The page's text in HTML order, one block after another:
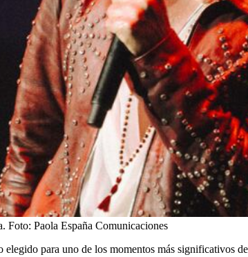
Foto: Paola España Comunicaciones
para uno de los momentos más significativos